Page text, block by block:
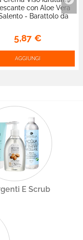
con Aloe Vera
- Barattolo da
5,87 €
AGGIUNGI
E Scrub